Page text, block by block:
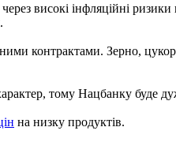
високі інфляційні
контрактами. Зерно,
тому Нацбанку буде
на низку продуктів.